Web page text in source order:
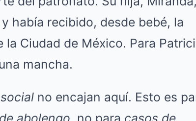
había recibido, desde bebé, la
Ciudad de México. Para
mancha.
no encajan aquí. Esto es
abolengo , no para casos de